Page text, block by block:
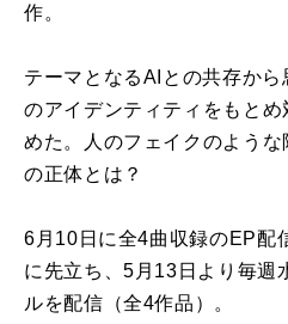
作。
テーマとなるAIとの共存か
のアイデンティティをもと
めた。人のフェイクのよう
の正体とは？
6月10日に全4曲収録のEP配
に先立ち、5月13日より毎週
ルを配信（全4作品）。